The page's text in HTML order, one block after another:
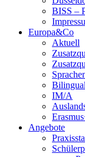
BISS –
Europa&Co
Aktuell
IM/A
Angebote